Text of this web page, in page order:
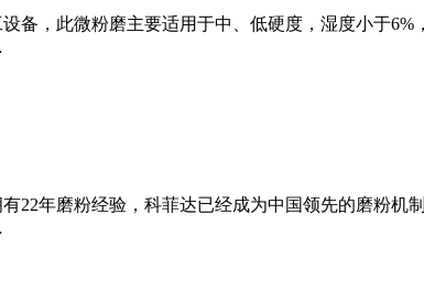
备，此微粉磨主要适用于中、低硬度，湿度小于
22年磨粉经验，科菲达已经成为中国领先的磨粉